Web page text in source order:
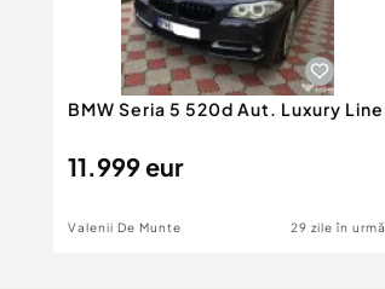
BMW Seria 5 520d Aut. Luxury Line
11.999 eur
Valenii De Munte 29 zile în urmă